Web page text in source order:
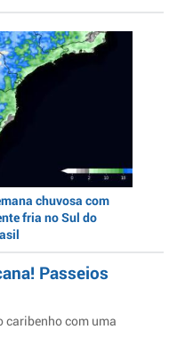
chuvosa com
fria no Sul do
Passeios
caribenho com uma